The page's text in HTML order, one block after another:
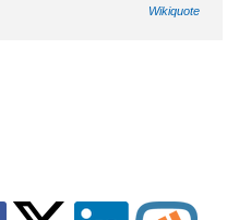
Wikiquote